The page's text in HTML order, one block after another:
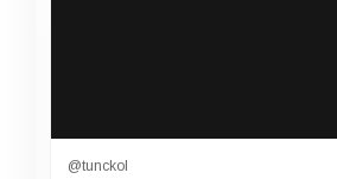
@tunckol